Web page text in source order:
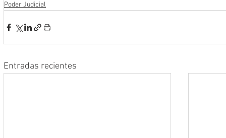
Poder Judicial
Entradas recientes